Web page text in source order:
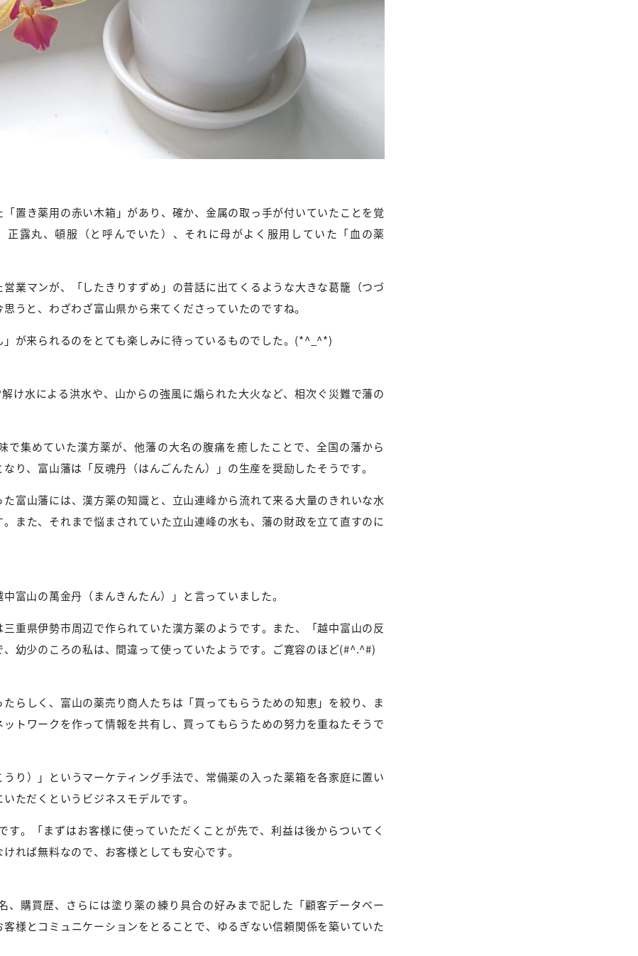
置き薬用の赤い木箱」があり、確か、金属の取っ手が付いていたことを覚
露丸、頓服（と呼んでいた）、それに母がよく服用していた「血の薬
業マンが、「したきりすずめ」の昔話に出てくるような大きな葛籠（つづ
うと、わざわざ富山県から来てくださっていたのですね。
が来られるのをとても楽しみに待っているものでした。(*^_^*)
け水による洪水や、山からの強風に煽られた大火など、相次ぐ災難で藩の
集めていた漢方薬が、他藩の大名の腹痛を癒したことで、全国の藩から
り、富山藩は「反魂丹（はんごんたん）」の生産を奨励したそうです。
富山藩には、漢方薬の知識と、立山連峰から流れて来る大量のきれいな水
また、それまで悩まされていた立山連峰の水も、藩の財政を立て直すのに
富山の萬金丹（まんきんたん）」と言っていました。
重県伊勢市周辺で作られていた漢方薬のようです。また、「越中富山の反
幼少のころの私は、間違って使っていたようです。ご寛容のほど(#^.^#)
らしく、富山の薬売り商人たちは「買ってもらうための知恵」を絞り、ま
トワークを作って情報を共有し、買ってもらうための努力を重ねたそうで
り）」というマーケティング手法で、常備薬の入った薬箱を各家庭に置い
ただくというビジネスモデルです。
。「まずはお客様に使っていただくことが先で、利益は後からついてく
れば無料なので、お客様としても安心です。
購買歴、さらには塗り薬の練り具合の好みまで記した「顧客データベー
様とコミュニケーションをとることで、ゆるぎない信頼関係を築いていた